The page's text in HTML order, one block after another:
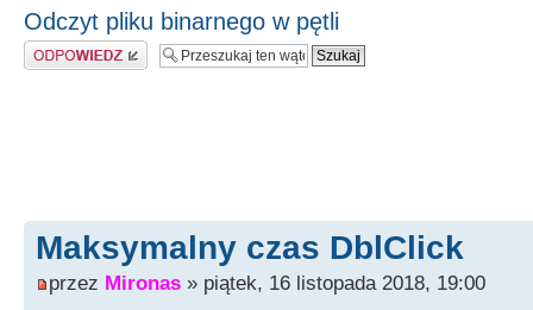
Odczyt pliku binarnego w pętli
Odpowiedz
Maksymalny czas DblClick
przez Mironas » piątek, 16 listopada 2018, 19:00